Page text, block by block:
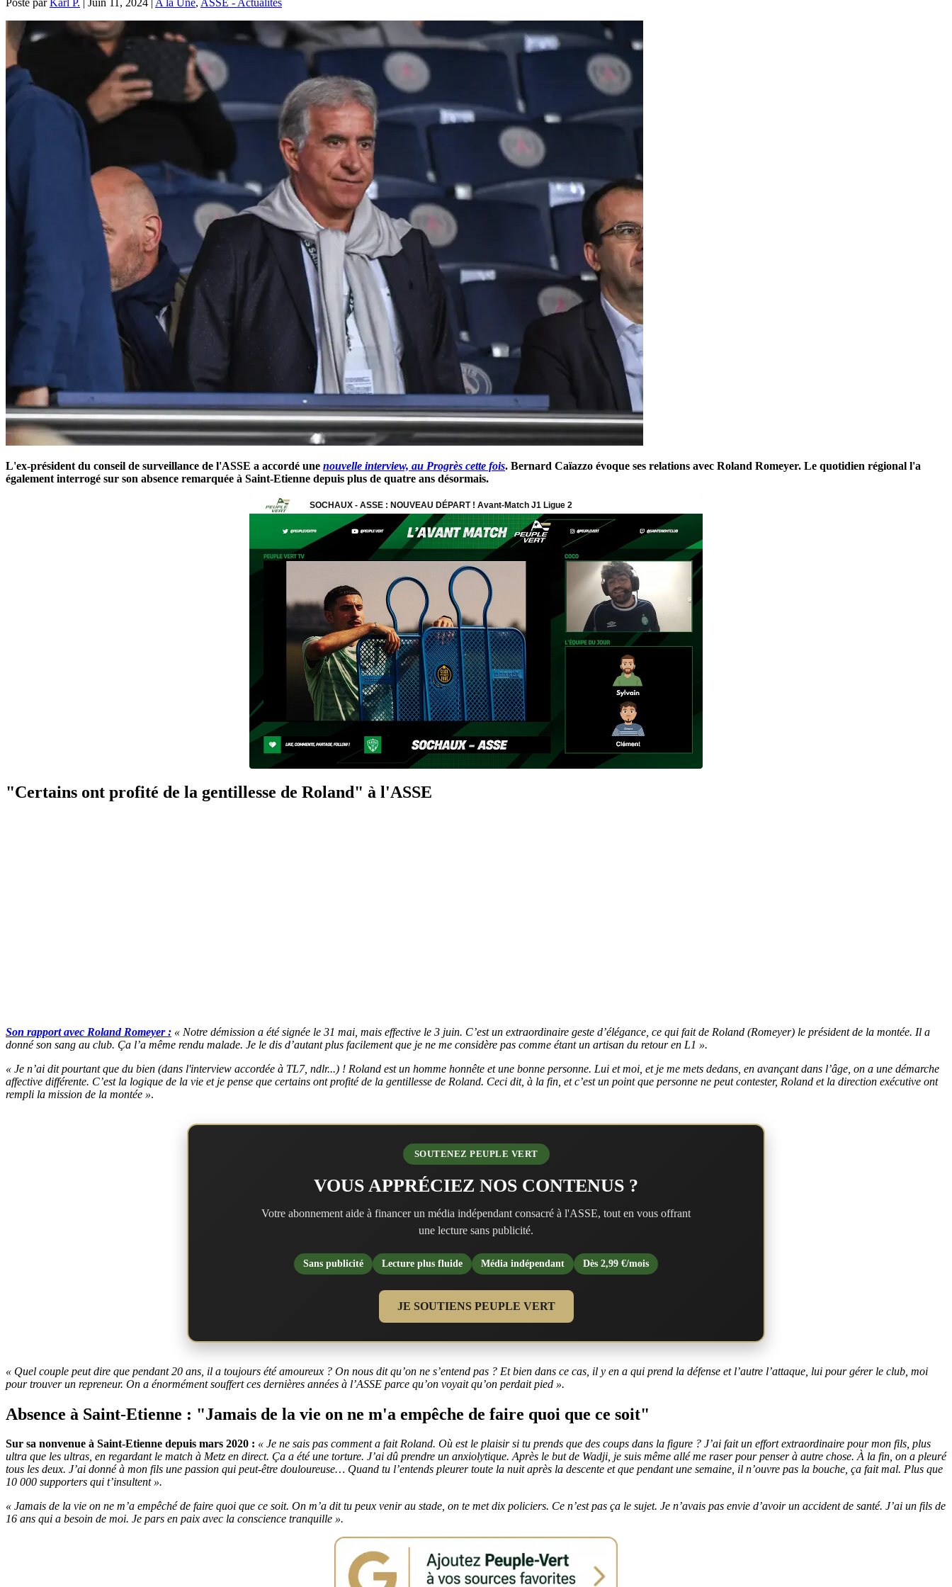
L'ex-président du conseil de surveillance de l'ASSE a accordé une nouvelle interview, au Progrès cette fois. Bernard Caïazzo évoque ses relations avec Roland Romeyer. Le quotidien régional l'a
également interrogé sur son absence remarquée à Saint-Etienne depuis plus de quatre ans désormais.
"Certains ont profité de la gentillesse de Roland" à l'ASSE
Son rapport avec Roland Romeyer : « Notre démission a été signée le 31 mai, mais effective le 3 juin. C’est un extraordinaire geste d’élégance, ce qui fait de Roland (Romeyer) le président de la montée. Il a
donné son sang au club. Ça l’a même rendu malade. Je le dis d’autant plus facilement que je ne me considère pas comme étant un artisan du retour en L1 ».
« Je n’ai dit pourtant que du bien (dans l'interview accordée à TL7, ndlr...) ! Roland est un homme honnête et une bonne personne. Lui et moi, et je me mets dedans, en avançant dans l’âge, on a une démarche
affective différente. C’est la logique de la vie et je pense que certains ont profité de la gentillesse de Roland. Ceci dit, à la fin, et c’est un point que personne ne peut contester, Roland et la direction exécutive ont
rempli la mission de la montée ».
SOUTENEZ PEUPLE VERT
VOUS APPRÉCIEZ NOS CONTENUS ?
Votre abonnement aide à financer un média indépendant consacré à l'ASSE, tout en vous offrant
une lecture sans publicité.
Sans publicité Lecture plus fluide Média indépendant Dès 2,99 €/mois
JE SOUTIENS PEUPLE VERT
« Quel couple peut dire que pendant 20 ans, il a toujours été amoureux ? On nous dit qu’on ne s’entend pas ? Et bien dans ce cas, il y en a qui prend la défense et l’autre l’attaque, lui pour gérer le club, moi
pour trouver un repreneur. On a énormément souffert ces dernières années à l’ASSE parce qu’on voyait qu’on perdait pied ».
Absence à Saint-Etienne : "Jamais de la vie on ne m'a empêche de faire quoi que ce soit"
Sur sa nonvenue à Saint-Etienne depuis mars 2020 : « Je ne sais pas comment a fait Roland. Où est le plaisir si tu prends que des coups dans la figure ? J’ai fait un effort extraordinaire pour mon fils, plus
ultra que les ultras, en regardant le match à Metz en direct. Ça a été une torture. J’ai dû prendre un anxiolytique. Après le but de Wadji, je suis même allé me raser pour penser à autre chose. À la fin, on a pleuré
tous les deux. J’ai donné à mon fils une passion qui peut-être douloureuse… Quand tu l’entends pleurer toute la nuit après la descente et que pendant une semaine, il n’ouvre pas la bouche, ça fait mal. Plus que
10 000 supporters qui t’insultent ».
« Jamais de la vie on ne m’a empêché de faire quoi que ce soit. On m’a dit tu peux venir au stade, on te met dix policiers. Ce n’est pas ça le sujet. Je n’avais pas envie d’avoir un accident de santé. J’ai un fils de
16 ans qui a besoin de moi. Je pars en paix avec la conscience tranquille ».